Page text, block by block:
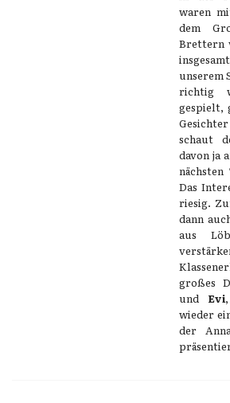
waren
dem
Brettern
unserem
richtig
gespielt,
schaut
davon ja
Das
riesig.
dann
aus
großes
und Evi
wieder
der